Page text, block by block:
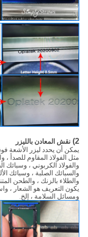
2) نقش المعادن بالليزر
يمكن أن يحدد ليزر الأشعة
مثل الفولاذ المقاوم للصدأ ،
والفولاذ الكربوني ، وسبائك
والسبائك الصلبة ، وسبائك
والطلاء بالزنك ، والطحن
يكون التعريف هو الشعار ،
ومسائل السلامة ، إلخ.